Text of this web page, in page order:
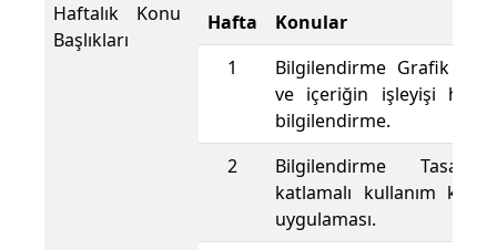
Haftalık Konu
Başlıkları
Hafta
Konular
1
Bilgilendirme Grafik
ve içeriğin işleyişi
bilgilendirme.
2
Bilgilendirme
katlamalı kullanım
uygulaması.